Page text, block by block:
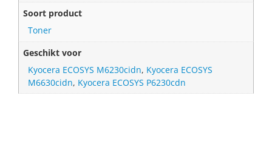
Soort product
Toner
Geschikt voor
Kyocera ECOSYS M6230cidn, Kyocera ECOSYS
M6630cidn, Kyocera ECOSYS P6230cdn